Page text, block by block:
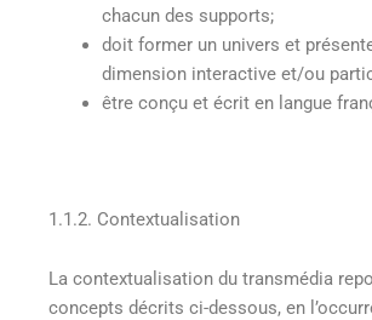
chacun des supports;
doit former un univers et
dimension interactive et/ou
être conçu et écrit en langue
1.1.2. Contextualisation
La contextualisation du transmédia
concepts décrits ci-dessous, en